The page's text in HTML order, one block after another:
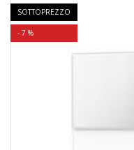
SOTTOPREZZO
- 7 %